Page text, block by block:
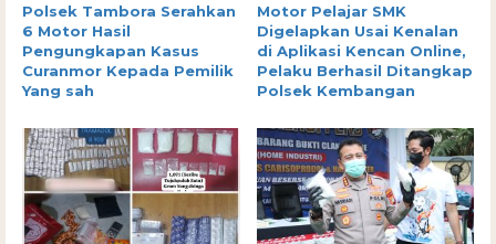
Polsek Tambora Serahkan
6 Motor Hasil
Pengungkapan Kasus
Curanmor Kepada Pemilik
Yang sah
Motor Pelajar SMK
Digelapkan Usai Kenalan
di Aplikasi Kencan Online,
Pelaku Berhasil Ditangkap
Polsek Kembangan